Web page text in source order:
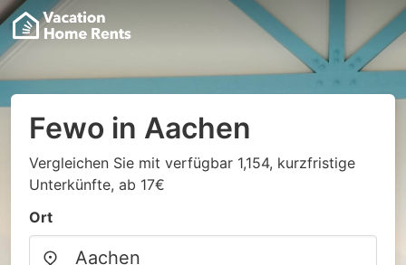
Fewo in Aachen
Vergleichen Sie mit verfügbar 1,154, kurzfristige
Unterkünfte, ab 17€
Ort